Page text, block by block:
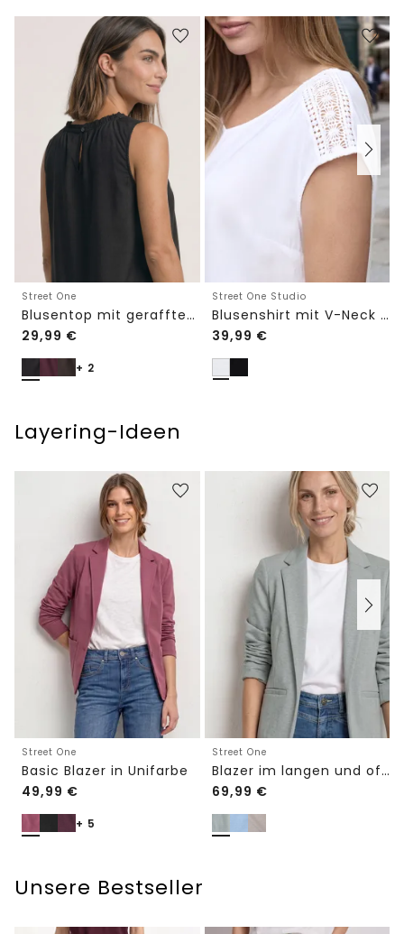
Street One
Blusentop mit gerafftem Rundhals
29,99 €
+ 2
Street One Studio
Blusenshirt mit V-Neck und Spitze
39,99 €
Layering-Ideen
Street One
Basic Blazer in Unifarbe
49,99 €
+ 5
Street One
Blazer im langen und offenen Schnitt
69,99 €
Unsere Bestseller